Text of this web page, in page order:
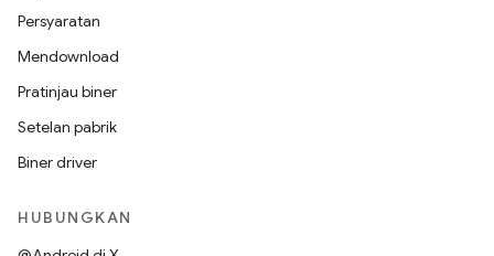
Persyaratan
Mendownload
Pratinjau biner
Setelan pabrik
Biner driver
HUBUNGKAN